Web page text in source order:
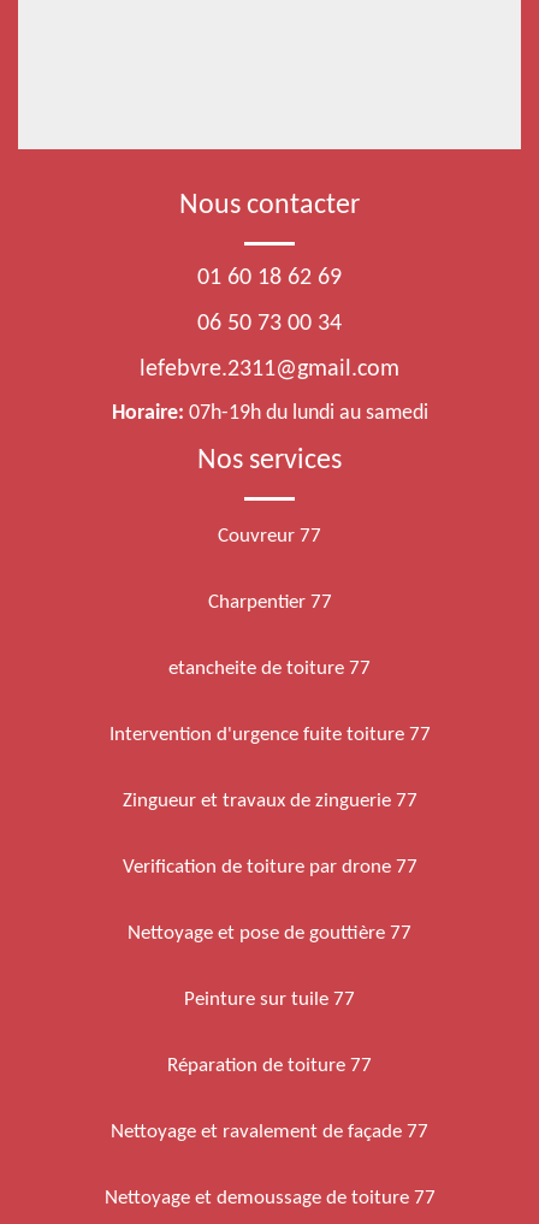
Nous contacter
01 60 18 62 69
06 50 73 00 34
lefebvre.2311@gmail.com
Horaire: 07h-19h du lundi au samedi
Nos services
Couvreur 77
Charpentier 77
etancheite de toiture 77
Intervention d'urgence fuite toiture 77
Zingueur et travaux de zinguerie 77
Verification de toiture par drone 77
Nettoyage et pose de gouttière 77
Peinture sur tuile 77
Réparation de toiture 77
Nettoyage et ravalement de façade 77
Nettoyage et demoussage de toiture 77